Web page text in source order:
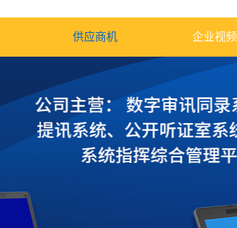
供应商机 企业视频